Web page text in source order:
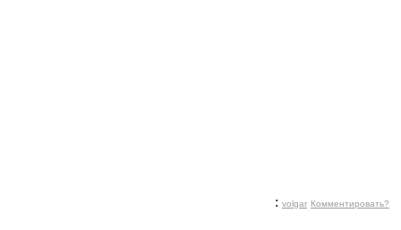
: volgar Комментировать?